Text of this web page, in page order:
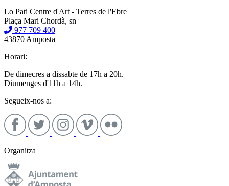
Lo Pati Centre d'Art - Terres de l'Ebre
Plaça Mari Chordà, sn
977 709 400
43870 Amposta
Horari:
De dimecres a dissabte de 17h a 20h.
Diumenges d'11h a 14h.
Segueix-nos a:
Organitza